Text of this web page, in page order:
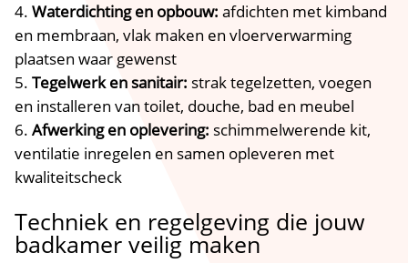
Waterdichting en opbouw: afdichten met kimband
en membraan, vlak maken en vloerverwarming
plaatsen waar gewenst
Tegelwerk en sanitair: strak tegelzetten, voegen
en installeren van toilet, douche, bad en meubel
Afwerking en oplevering: schimmelwerende kit,
ventilatie inregelen en samen opleveren met
kwaliteitscheck
Techniek en regelgeving die jouw
badkamer veilig maken